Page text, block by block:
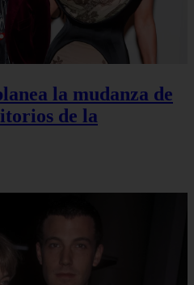
la mudanza de
de la